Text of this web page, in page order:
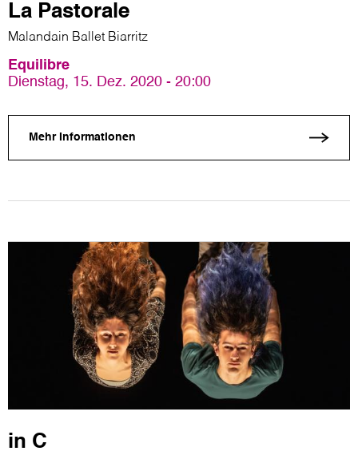
La Pastorale
Malandain Ballet Biarritz
Equilibre
Dienstag, 15. Dez. 2020 - 20:00
Mehr Informationen
in C